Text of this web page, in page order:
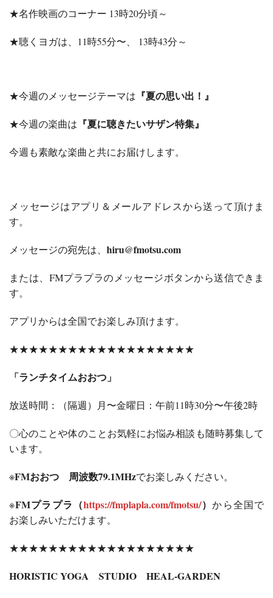
★名作映画のコーナー 13時20分頃～
★聴くヨガは、11時55分〜、 13時43分～
★今週のメッセージテーマは 『夏の思い出！』
★今週の楽曲は 『夏に聴きたいサザン特集』
今週も素敵な楽曲と共にお届けします。
メッセージはアプリ＆メールアドレスから送って頂けま
す。
メッセージの宛先は、 hiru@fmotsu.com
または、FMプラプラのメッセージボタンから送信できま
す。
アプリからは全国でお楽しみ頂けます。
★★★★★★★★★★★★★★★★★★★
「ランチタイムおおつ」
放送時間：（隔週）月〜金曜日：午前11時30分〜午後2時
〇心のことや体のことお気軽にお悩み相談も随時募集して
います。
※FMおおつ 周波数79.1MHzでお楽しみください。
※FMプラプラ（https://fmplapla.com/fmotsu/）から全国で
お楽しみいただけます。
★★★★★★★★★★★★★★★★★★★
HORISTIC YOGA STUDIO HEAL-GARDEN